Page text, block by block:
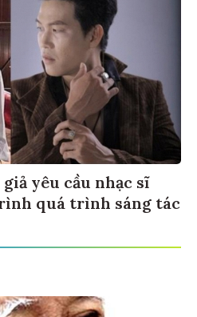
yêu cầu nhạc sĩ
quá trình sáng tác